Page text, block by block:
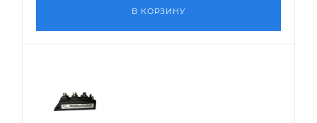
В КОРЗИНУ